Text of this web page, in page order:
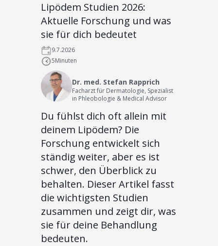
Lipödem Studien 2026:
Aktuelle Forschung und was
sie für dich bedeutet
9.7.2026
5Minuten
Dr. med. Stefan Rapprich
Facharzt für Dermatologie, Spezialist
in Phleobologie & Medical Advisor
Du fühlst dich oft allein mit
deinem Lipödem? Die
Forschung entwickelt sich
ständig weiter, aber es ist
schwer, den Überblick zu
behalten. Dieser Artikel fasst
die wichtigsten Studien
zusammen und zeigt dir, was
sie für deine Behandlung
bedeuten.